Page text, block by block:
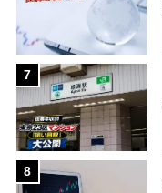
7
8